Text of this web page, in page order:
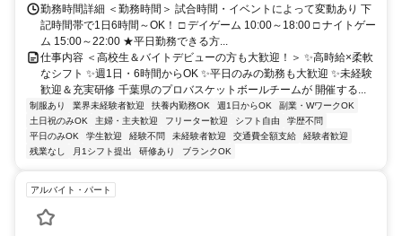
勤務時間詳細 ＜勤務時間＞ 試合時間・イベントによって変動あり 下
記時間帯で1日6時間～OK！ □ デイゲーム 10:00～18:00 □ ナイトゲー
ム 15:00～22:00 ★平日勤務できる方...
仕事内容 ＜高校生＆バイトデビューの方も大歓迎！＞ ✨高時給×柔軟
なシフト ✨週1日・6時間からOK ✨平日のみの勤務も大歓迎 ✨未経験
歓迎＆充実研修 千葉県のプロバスケットボールチームが 開催する...
制服あり 業界未経験者歓迎 扶養内勤務OK 週1日からOK
副業・WワークOK
土日祝のみOK
主婦・主夫歓迎 フリーター歓迎 シフト自由
学歴不問
平日のみOK
学生歓迎 経験不問 未経験者歓迎 交通費全額支給
経験者歓迎
残業なし
月1シフト提出 研修あり ブランクOK
アルバイト・パート